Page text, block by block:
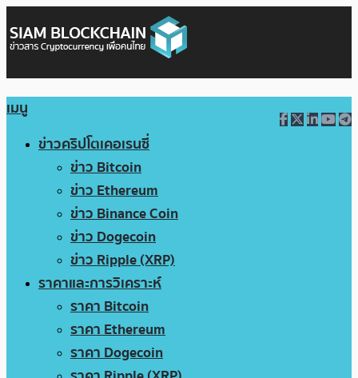
เมนู
ข่าวคริปโตเคอเรนซี่
ข่าว Bitcoin
ข่าว Ethereum
ข่าว Binance Coin
ข่าว Dogecoin
ข่าว Ripple (XRP)
ราคาและการวิเคราะห์
ราคา Bitcoin
ราคา Ethereum
ราคา Dogecoin